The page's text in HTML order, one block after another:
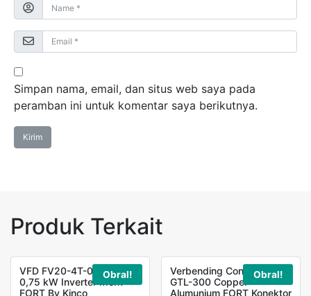
Simpan nama, email, dan situs web saya pada
peramban ini untuk komentar saya berikutnya.
Produk Terkait
Obral!
VFD FV20-4T-0007G
0,75 kW Inverter Merk
FORT By Kinco
Obral!
Verbending Connector
GTL-300 Copper
Alumunium FORT Konektor